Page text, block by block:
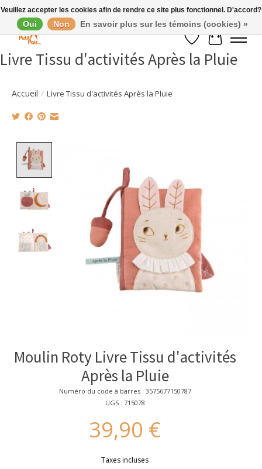
Liste de souhaits
Panier
Livre Tissu d'activités Après la Pluie
Accueil / Livre Tissu d'activités Après la Pluie
Moulin Roty Livre Tissu d'activités
Après la Pluie
Numéro du code à barres : 3575677150787
UGS : 715078
39,90 €
Taxes incluses
Veuillez accepter les cookies afin de rendre ce site plus fonctionnel. D'accord?
Oui Non En savoir plus sur les témoins (cookies) »